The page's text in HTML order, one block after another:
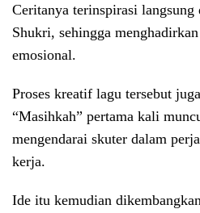
Ceritanya terinspirasi
Shukri, sehingga
emosional.
Proses kreatif lagu tersebut
“Masihkah” pertama kali
mengendarai skuter dalam
kerja.
Ide itu kemudian